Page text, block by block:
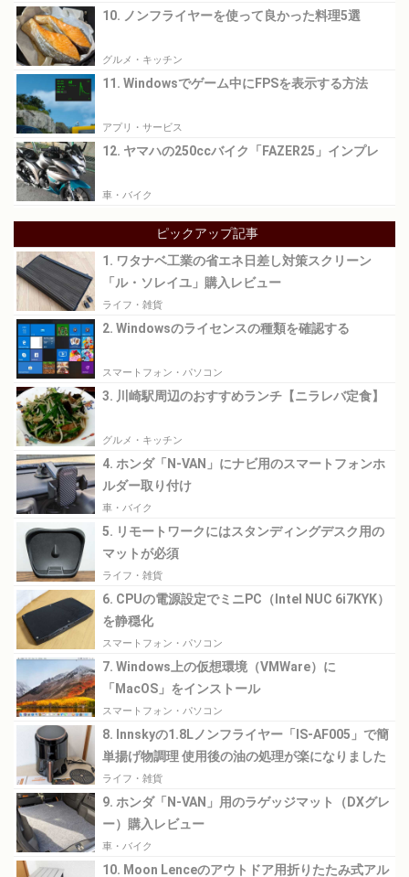
10. ノンフライヤーを使って良かった料理5選
グルメ・キッチン
11. Windowsでゲーム中にFPSを表示する方法
アプリ・サービス
12. ヤマハの250ccバイク「FAZER25」インプレ
車・バイク
ピックアップ記事
1. ワタナベ工業の省エネ日差し対策スクリーン
「ル・ソレイユ」購入レビュー
ライフ・雑貨
2. Windowsのライセンスの種類を確認する
スマートフォン・パソコン
3. 川崎駅周辺のおすすめランチ【ニラレバ定食】
グルメ・キッチン
4. ホンダ「N-VAN」にナビ用のスマートフォンホ
ルダー取り付け
車・バイク
5. リモートワークにはスタンディングデスク用の
マットが必須
ライフ・雑貨
6. CPUの電源設定でミニPC（Intel NUC 6i7KYK）
を静穏化
スマートフォン・パソコン
7. Windows上の仮想環境（VMWare）に
「MacOS」をインストール
スマートフォン・パソコン
8. Innskyの1.8Lノンフライヤー「IS-AF005」で簡
単揚げ物調理 使用後の油の処理が楽になりました
ライフ・雑貨
9. ホンダ「N-VAN」用のラゲッジマット（DXグレ
ー）購入レビュー
車・バイク
10. Moon Lenceのアウトドア用折りたたみ式アル